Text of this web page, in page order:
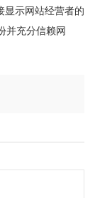
显示网站经营者的
并充分信赖网